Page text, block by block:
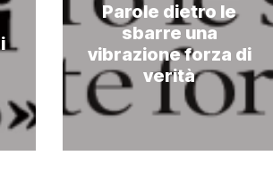
Parole dietro le
sbarre una
vibrazione forza di
verità